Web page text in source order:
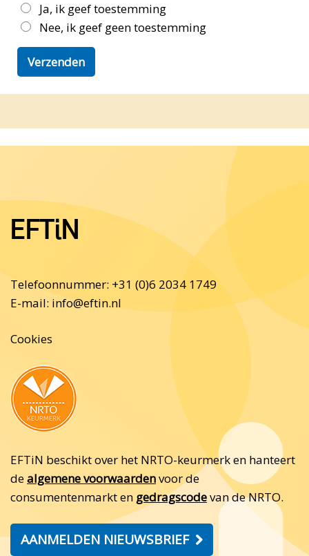
Ja, ik geef toestemming
Nee, ik geef geen toestemming
EFTiN
Telefoonnummer: +31 (0)6 2034 1749
E-mail: info@eftin.nl
Cookies
EFTiN beschikt over het NRTO-keurmerk en hanteert
dealgemene voorwaardenvoor de
consumentenmarkt en gedragscodevan de NRTO.
AANMELDEN NIEUWSBRIEF